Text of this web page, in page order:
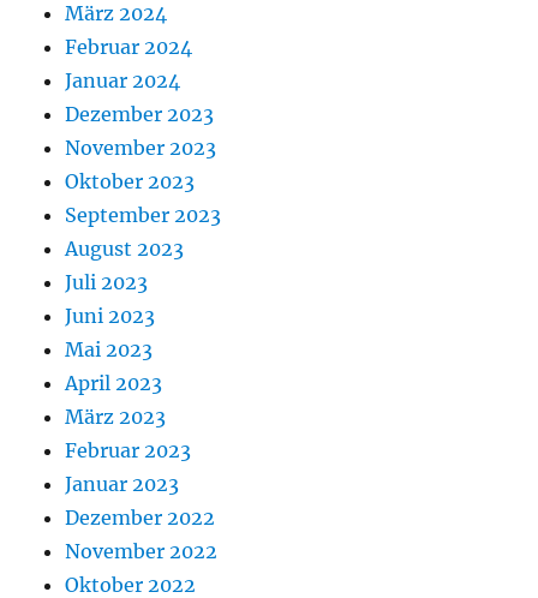
März 2024
Februar 2024
Januar 2024
Dezember 2023
November 2023
Oktober 2023
September 2023
August 2023
Juli 2023
Juni 2023
Mai 2023
April 2023
März 2023
Februar 2023
Januar 2023
Dezember 2022
November 2022
Oktober 2022